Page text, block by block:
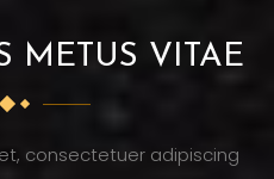
METUS VITAE
consectetuer adipiscing